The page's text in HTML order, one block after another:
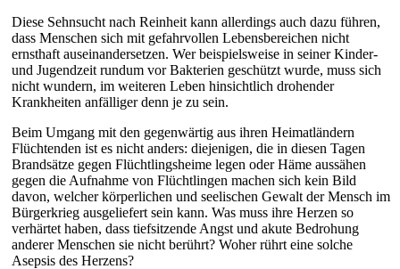
Diese Sehnsucht nach Reinheit kann allerdings auch dazu führen,
dass Menschen sich mit gefahrvollen Lebensbereichen nicht
ernsthaft auseinandersetzen. Wer beispielsweise in seiner Kinder-
und Jugendzeit rundum vor Bakterien geschützt wurde, muss sich
nicht wundern, im weiteren Leben hinsichtlich drohender
Krankheiten anfälliger denn je zu sein.
Beim Umgang mit den gegenwärtig aus ihren Heimatländern
Flüchtenden ist es nicht anders: diejenigen, die in diesen Tagen
Brandsätze gegen Flüchtlingsheime legen oder Häme aussähen
gegen die Aufnahme von Flüchtlingen machen sich kein Bild
davon, welcher körperlichen und seelischen Gewalt der Mensch im
Bürgerkrieg ausgeliefert sein kann. Was muss ihre Herzen so
verhärtet haben, dass tiefsitzende Angst und akute Bedrohung
anderer Menschen sie nicht berührt? Woher rührt eine solche
Asepsis des Herzens?